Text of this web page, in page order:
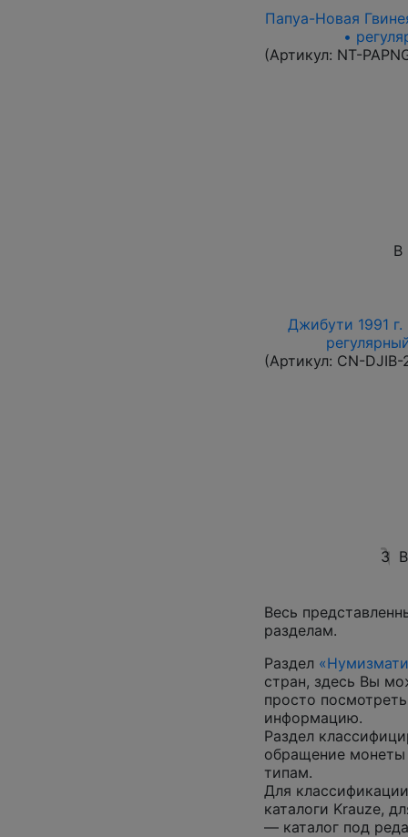
Папуа-Новая
•
(Артикул: NT-
В
Джибути 1991
(Артикул: CN-DJIB-
3
Весь
разделам.
Раздел
стран, здесь Вы
просто
информацию.
Раздел
обращение
типам.
Для
каталоги Krauze,
— каталог под